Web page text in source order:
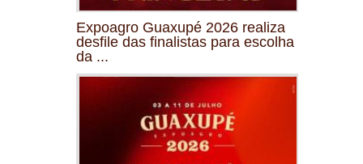
Expoagro Guaxupé 2026 realiza
desfile das finalistas para escolha
da ...